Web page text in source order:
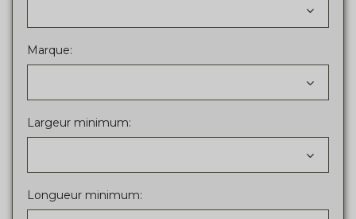
Marque:
Largeur minimum:
Longueur minimum: